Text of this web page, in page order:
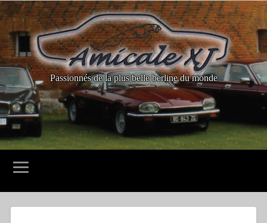
Passionnés de la plus belle berline du monde